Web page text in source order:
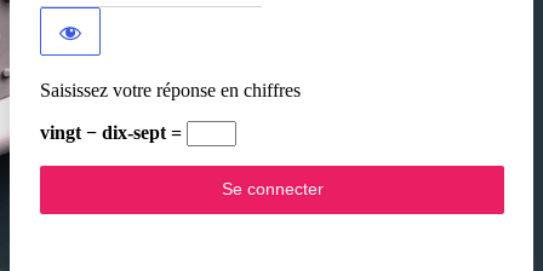
Saisissez votre réponse en chiffres
vingt − dix-sept =